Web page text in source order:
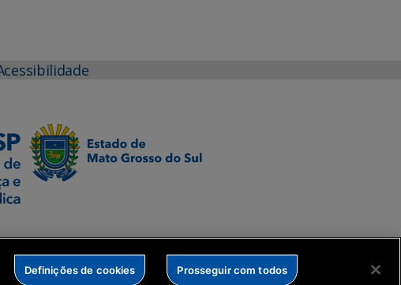
Definições de cookies Prosseguir com todos